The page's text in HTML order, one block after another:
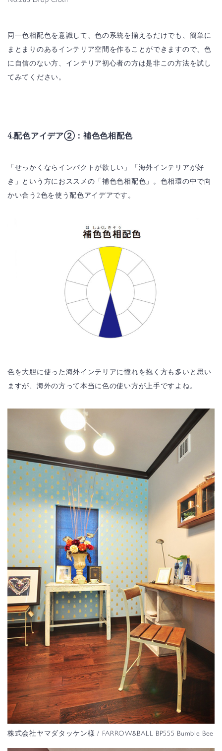
同一色相配色を意識して、色の系統を揃えるだけでも、簡単に
まとまりのあるインテリア空間を作ることができますので、色
に自信のない方、インテリア初心者の方は是非この方法を試し
てみてください。
4.配色アイデア②：補色色相配色
「せっかくならインパクトが欲しい」「海外インテリアが好
き」という方におススメの「補色色相配色」。色相環の中で向
かい合う2色を使う配色アイデアです。
色を大胆に使った海外インテリアに憧れを抱く方も多いと思い
ますが、海外の方って本当に色の使い方が上手ですよね。
株式会社ヤマダタッケン様 / FARROW&BALL BP555 Bumble Bee